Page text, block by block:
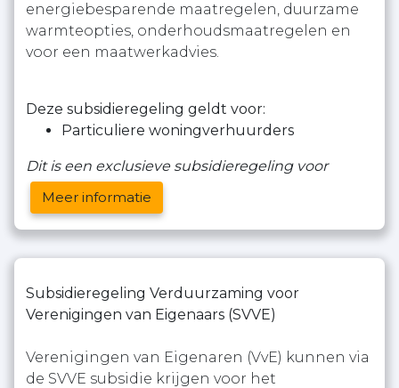
energiebesparende maatregelen, duurzame
warmteopties, onderhoudsmaatregelen en
voor een maatwerkadvies.
Deze subsidieregeling geldt voor:
Particuliere woningverhuurders
Dit is een exclusieve subsidieregeling voor
Meer informatie
Subsidieregeling Verduurzaming voor
Verenigingen van Eigenaars (SVVE)
Verenigingen van Eigenaren (VvE) kunnen via
de SVVE subsidie krijgen voor het